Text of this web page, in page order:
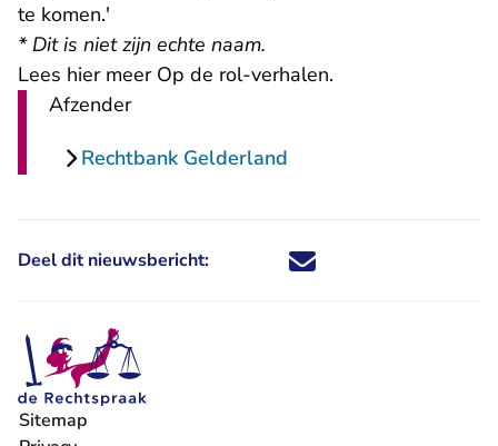
te komen.'
* Dit is niet zijn echte naam.
Lees hier meer Op de rol-verhalen.
Afzender
Rechtbank Gelderland
Deel dit nieuwsbericht: Deel dit nieuwsbericht via X -
Deel dit nieuwsbericht via
Deel dit nieuwsbericht
Deel dit
Sitemap